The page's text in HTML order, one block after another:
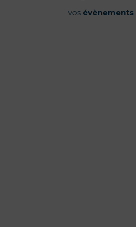
vos évènements